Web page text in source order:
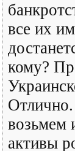
все их
кому?
возьмем
активы